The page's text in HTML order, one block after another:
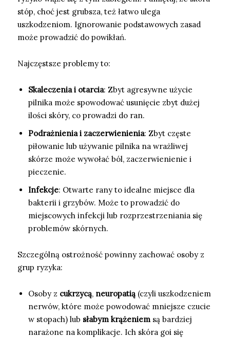
stóp, choć jest grubsza, też łatwo ulega
uszkodzeniom. Ignorowanie podstawowych zasad
może prowadzić do powikłań.
Najczęstsze problemy to:
Skaleczenia i otarcia: Zbyt agresywne użycie
pilnika może spowodować usunięcie zbyt dużej
ilości skóry, co prowadzi do ran.
Podrażnienia i zaczerwienienia: Zbyt częste
piłowanie lub używanie pilnika na wrażliwej
skórze może wywołać ból, zaczerwienienie i
pieczenie.
Infekcje: Otwarte rany to idealne miejsce dla
bakterii i grzybów. Może to prowadzić do
miejscowych infekcji lub rozprzestrzeniania się
problemów skórnych.
Szczególną ostrożność powinny zachować osoby z
grup ryzyka:
Osoby z cukrzycą, neuropatią (czyli uszkodzeniem
nerwów, które może powodować mniejsze czucie
w stopach) lub słabym krążeniem są bardziej
narażone na komplikacje. Ich skóra goi się